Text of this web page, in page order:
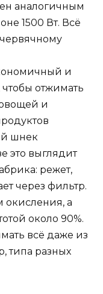
аналогичным
1500 Вт. Всё
и
отжимать
и
шнек
это выглядит
режет,
через фильтр.
окисления, а
около 90%.
всё даже из
типа разных